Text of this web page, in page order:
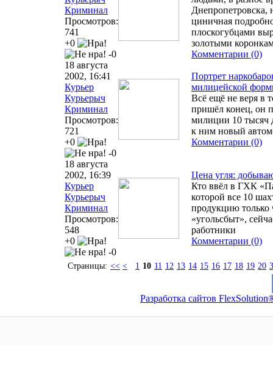
Криминал
Просмотров:
741
+0
-0
Днепропетровска,
циничная
плоскогубцами
золотыми
Комментарии (0)
18 августа
2002, 16:41
Курьер
Курьерыч
Криминал
Просмотров:
721
+0
-0
Портрет
милицейской
Всё ещё не веря в
пришёл конец, он
милиции 10 тысяч
к ним новый
Комментарии (0)
18 августа
2002, 16:39
Курьер
Курьерыч
Криминал
Просмотров:
548
+0
-0
Цена угля:
Кто ввёл в ГХК
которой все 10
продукцию только
«угольсбыт»,
работники
Комментарии (0)
Страницы: << < 1 10 11 12 13 14 15 16 17 18 19 20
Разработка сайтов